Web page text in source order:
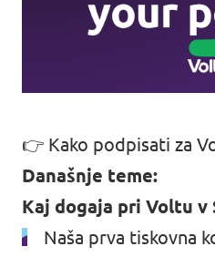
👉 Kako podpisati za
Današnje teme:
Kaj dogaja pri Voltu v
Naša prva tiskovna